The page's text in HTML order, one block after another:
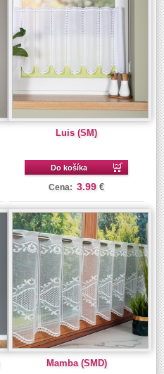
Luis (SM)
Do košíka
Cena: 3.99 €
Mamba (SMD)